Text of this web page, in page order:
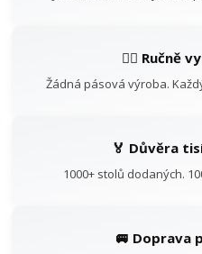
👷‍♂️ Ručně
Žádná pásová výroba.
🏅 Důvěra
1000+ stolů dodaných.
🚐 Doprava